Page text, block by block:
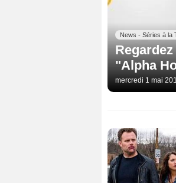
News - Séries à la
"Alpha
mercredi 1 mai